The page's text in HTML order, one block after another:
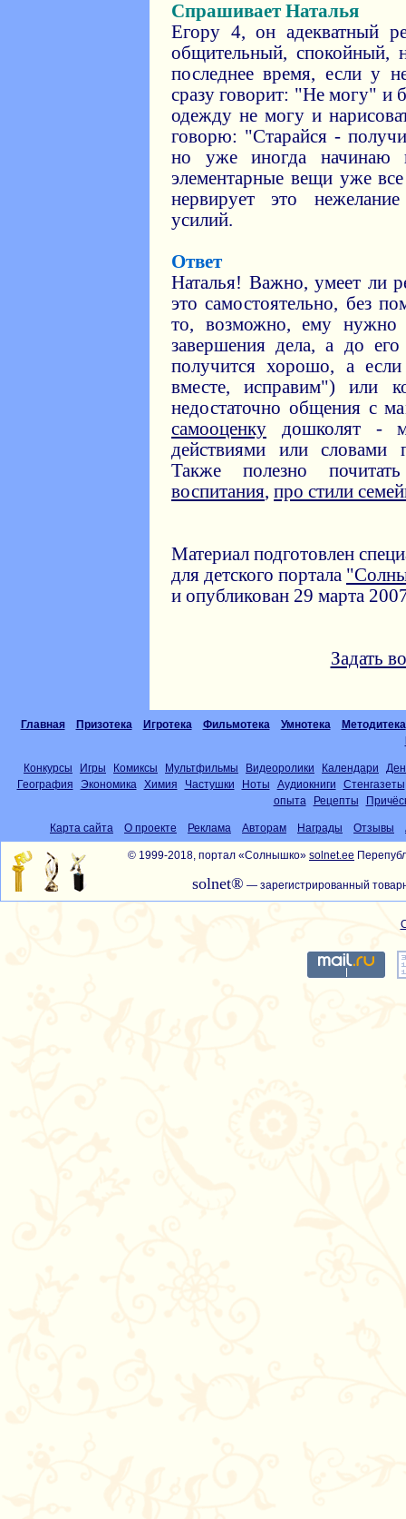
Спрашивает Наталья
Егору 4, он адекватный
общительный, спокойный,
последнее время, если у
сразу говорит: "Не могу" и
одежду не могу и
говорю: "Старайся -
но уже иногда начинаю
элементарные вещи уже
нервирует это
усилий.
Ответ
Наталья! Важно, умеет ли
это самостоятельно, без
то, возможно, ему нужно
завершения дела, а до
получится хорошо, а
вместе, исправим") или
недостаточно общения с
самооценку дошколят -
действиями или словами
Также полезно
воспитания, про стили
Материал подготовлен
для детского портала
и опубликован 29 марта
Задать
Главная Призотека Игротека Фильмотека Умнотека
Методитека
Конкурсы Игры Комиксы Мультфильмы Видеоролики Календари
География
Экономика Химия Частушки Ноты Аудиокниги
Стенгазеты
опыта
Рецепты
Карта сайта О проекте Реклама Авторам Награды Отзывы
© 1999-2018, портал «Солнышко» solnet.ee
solnet® — зарегистрированный